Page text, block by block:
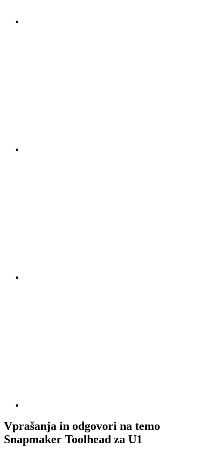
Vprašanja in odgovori na temo
Snapmaker Toolhead za U1